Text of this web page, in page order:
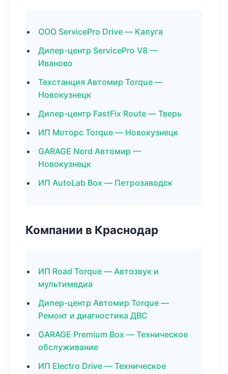
ООО ServicePro Drive — Калуга
Дилер-центр ServicePro V8 —
Иваново
Техстанция Автомир Torque —
Новокузнецк
Дилер-центр FastFix Route — Тверь
ИП Моторс Torque — Новокузнецк
GARAGE Nord Автомир —
Новокузнецк
ИП AutoLab Box — Петрозаводск
Компании в Краснодар
ИП Road Torque — Автозвук и
мультимедиа
Дилер-центр Автомир Torque —
Ремонт и диагностика ДВС
GARAGE Premium Box — Техническое
обслуживание
ИП Electro Drive — Техническое